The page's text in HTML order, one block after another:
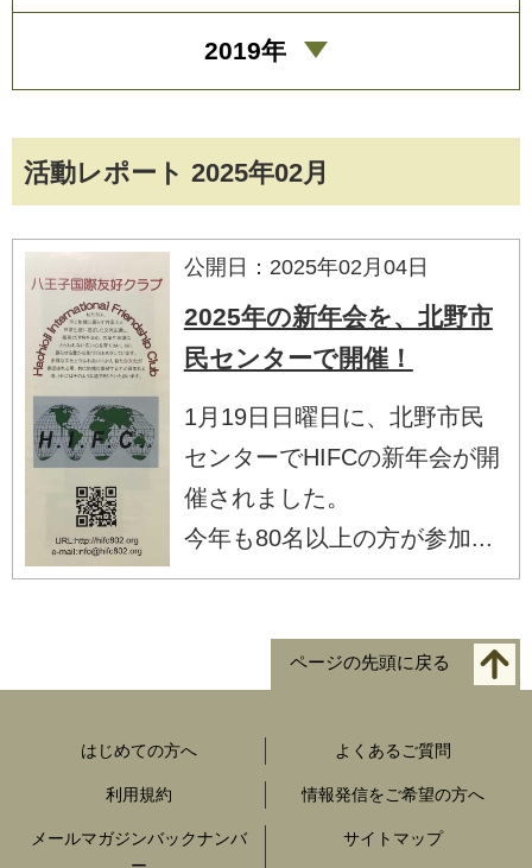
活動レポート 2025年02月
公開日：2025年02月04日
2025年の新年会を、北野市
民センターで開催！
1月19日日曜日に、北野市民
センターでHIFCの新年会が開
催されました。
今年も80名以上の方が参加...
2019年
ページの先頭に戻る
はじめての方へ よくあるご質問
利用規約 情報発信をご希望の方へ
メールマガジンバックナンバ
サイトマップ